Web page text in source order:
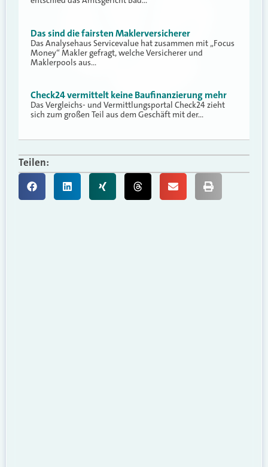
Das sind die fairsten Maklerversicherer
Das Analysehaus Servicevalue hat zusammen mit „Focus
Money“ Makler gefragt, welche Versicherer und
Maklerpools aus…
Check24 vermittelt keine Baufinanzierung mehr
Das Vergleichs- und Vermittlungsportal Check24 zieht
sich zum großen Teil aus dem Geschäft mit der…
Teilen: